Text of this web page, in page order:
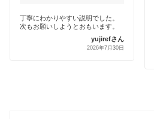
クレジットカードOK
車検のコバック
丁寧にわかりやすい説明でした。
次もお願いしようとおもいます。
yujirefさん
2026年7月30日